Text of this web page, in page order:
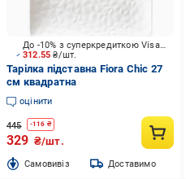
312.55₴/шт.
До -10% з суперкредиткою Visa Вигода
Тарілка підставна Fiora Chic 27
см квадратна
оцінити
445 -116 ₴
329 ₴/шт.
Cамовивіз Доставимо